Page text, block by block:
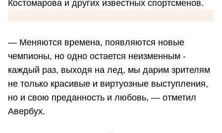
Костомарова и других известных спортсменов.
― Меняются времена, появляются новые
чемпионы, но одно остается неизменным -
каждый раз, выходя на лед, мы дарим зрителям
не только красивые и виртуозные выступления,
но и свою преданность и любовь, ― отметил
Авербух.